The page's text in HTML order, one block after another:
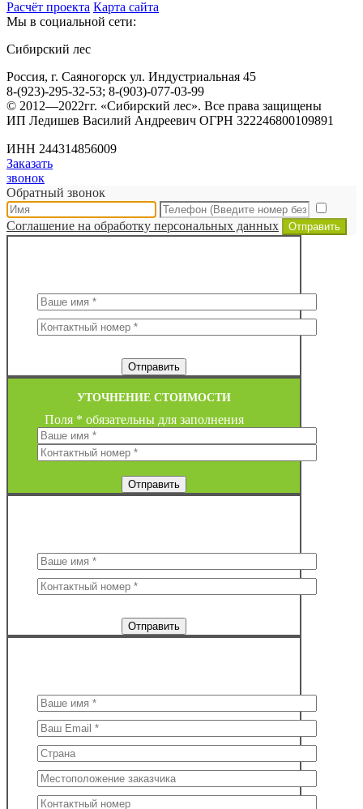
Расчёт проекта Карта сайта
Мы в социальной сети:
Сибирский лес
Россия, г. Саяногорск ул. Индустриальная 45
8-(923)-295-32-53; 8-(903)-077-03-99
© 2012—2022гг. «Сибирский лес». Все права защищены
ИП Ледишев Василий Андреевич ОГРН 322246800109891
ИНН 244314856009
Заказать
звонок
Обратный звонок
Соглашение на обработку персональных данных Отправить
УТОЧНЕНИЕ СТОИМОСТИ
Поля * обязательны для заполнения